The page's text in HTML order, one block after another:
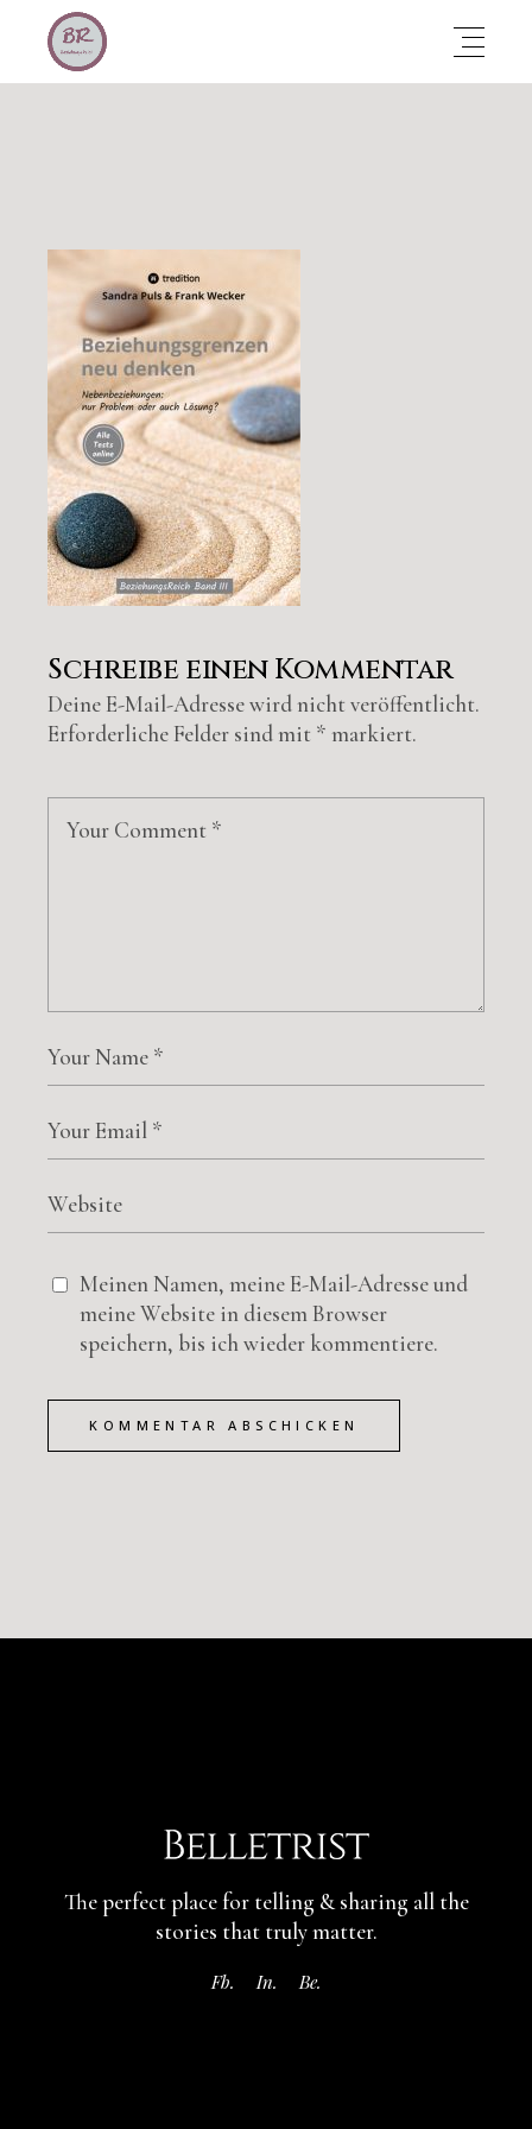
Schreibe einen Kommentar
Deine E-Mail-Adresse wird nicht veröffentlicht.
Erforderliche Felder sind mit * markiert.
Meinen Namen, meine E-Mail-Adresse und
meine Website in diesem Browser
speichern, bis ich wieder kommentiere.
KOMMENTAR ABSCHICKEN
The perfect place for telling & sharing all the
stories that truly matter.
Fb. In. Be.